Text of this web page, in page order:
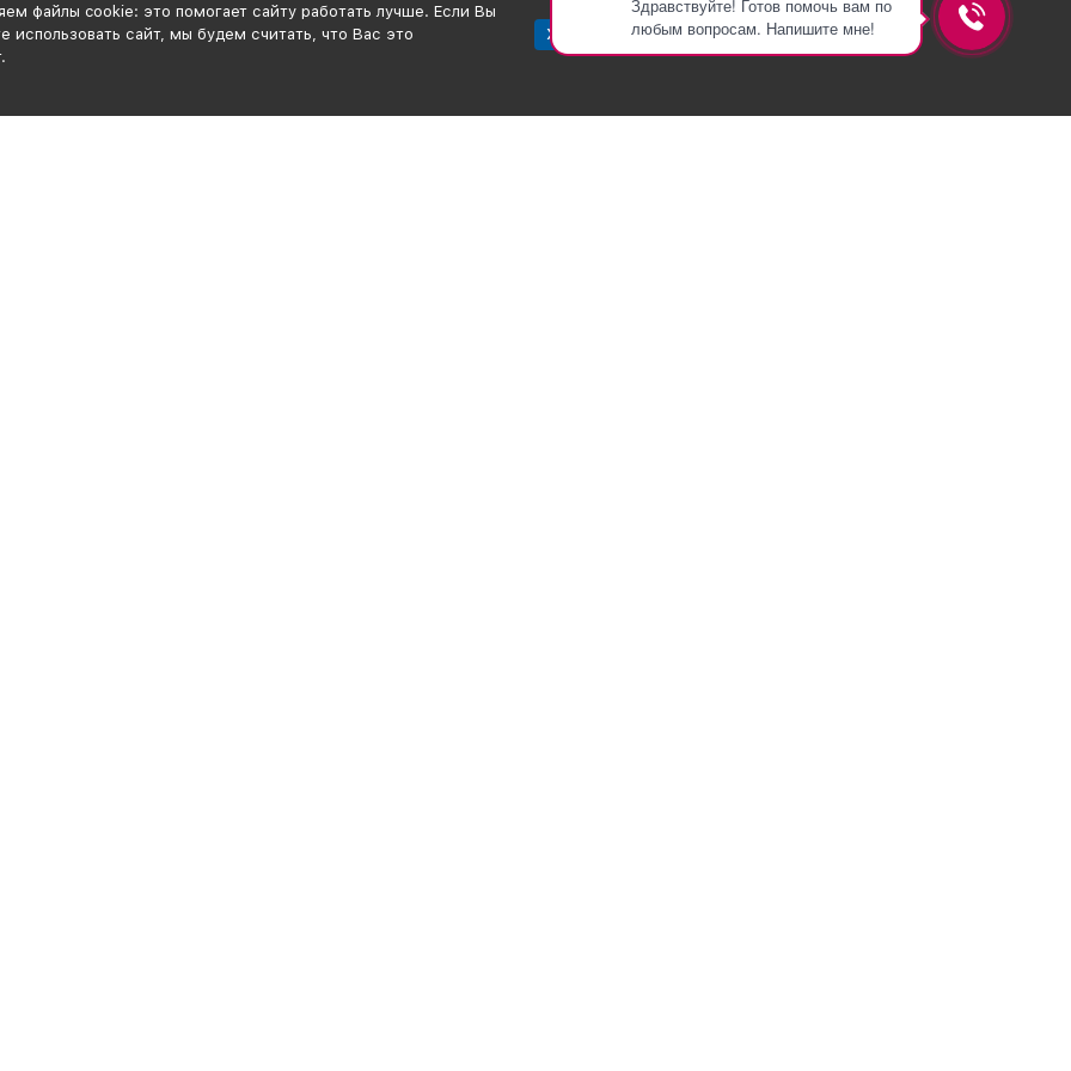
Здравствуйте! Готов помочь вам по
любым вопросам. Напишите мне!
файлы cookie: это помогает сайту работать лучше. Если Вы
использовать сайт, мы будем считать, что Вас это
Хорошо